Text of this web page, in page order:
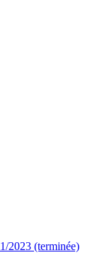
2023 (terminée)